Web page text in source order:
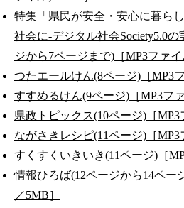
特集「県民が安全・安心に暮ら
社会に-デジタル社会Society5.0
ジから7ページまで)［MP3ファイ
つたエールけん(8ページ)［MP3
すすめるけん(9ページ)［MP3フ
県政トピックス(10ページ)［MP3
ながさきレシピ(11ページ)［MP3
すくすくいきいき(11ページ)［
情報ひろば(12ページから14ペー
／5MB］